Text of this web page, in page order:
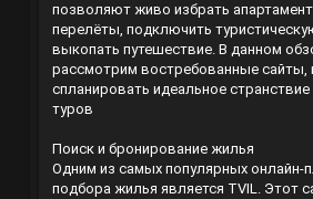
позволяют живо избрать
перелёты, подключить
выкопать путешествие. В данном
рассмотрим востребованные
спланировать идеальное странствие
туров
Поиск и бронирование жилья
Одним из самых популярных онлайн-
подбора жилья является TVIL. Этот